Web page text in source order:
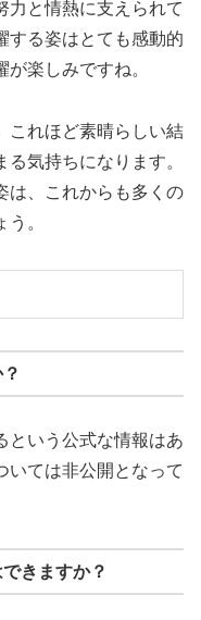
力と情熱に支えられて
する姿はとても感動的
楽しみですね。
これほど素晴らしい結
気持ちになります。
は、これからも多くの
。
という公式な情報はあ
いては非公開となって
きますか？